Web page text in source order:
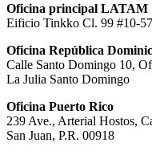
Oficina principal LATAM
Eificio Tinkko Cl. 99 #10-
Oficina República
Calle Santo Domingo 10,
La Julia Santo Domingo
Oficina Puerto Rico
239 Ave., Arterial Hostos,
San Juan, P.R. 00918